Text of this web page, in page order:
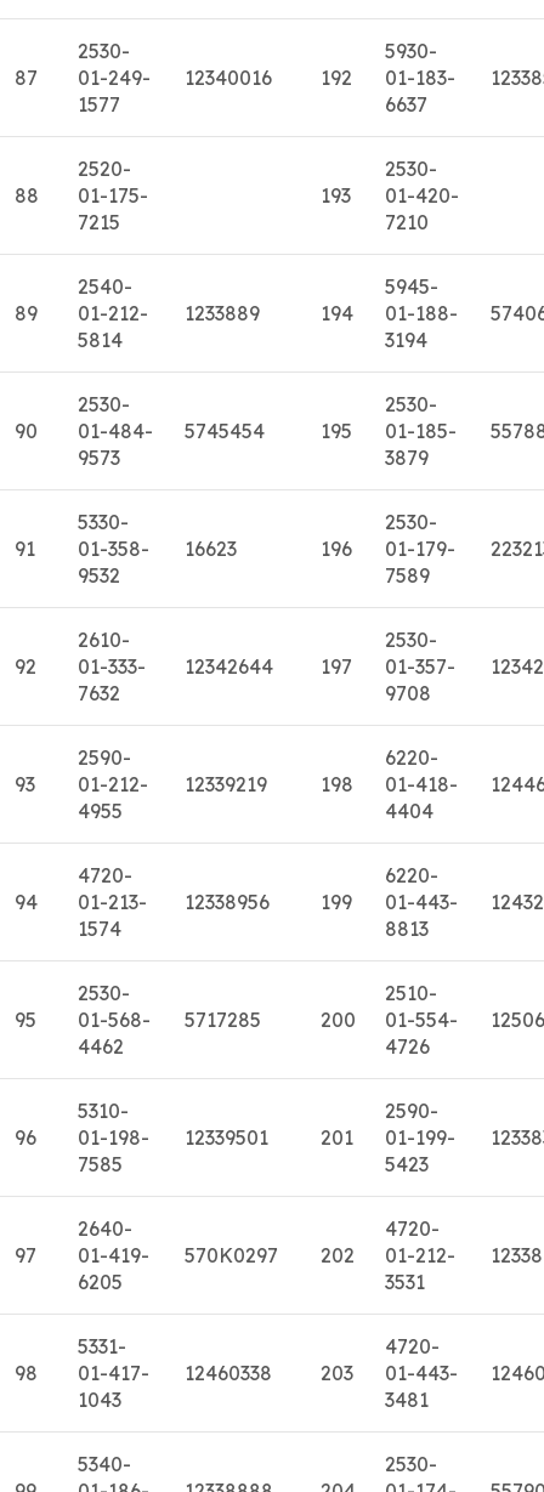
87
2530-
01-249-
1577
12340016 192
5930-
01-183-
6637
88
2520-
01-175-
7215
193
2530-
01-420-
7210
89
2540-
01-212-
5814
1233889 194
5945-
01-188-
3194
90
2530-
01-484-
9573
5745454 195
2530-
01-185-
3879
91
5330-
01-358-
9532
16623 196
2530-
01-179-
7589
92
2610-
01-333-
7632
12342644 197
2530-
01-357-
9708
93
2590-
01-212-
4955
12339219 198
6220-
01-418-
4404
94
4720-
01-213-
1574
12338956 199
6220-
01-443-
8813
95
2530-
01-568-
4462
5717285 200
2510-
01-554-
4726
96
5310-
01-198-
7585
12339501 201
2590-
01-199-
5423
97
2640-
01-419-
6205
570K0297 202
4720-
01-212-
3531
98
5331-
01-417-
1043
12460338 203
4720-
01-443-
3481
5340-
2530-